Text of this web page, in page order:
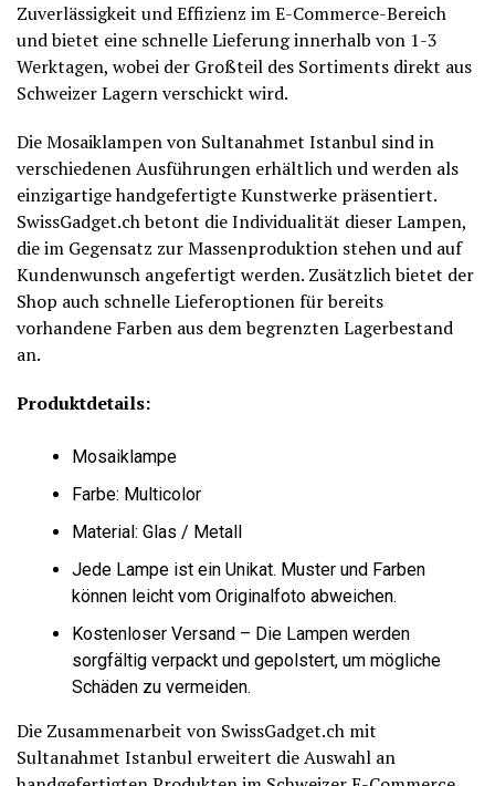
Zuverlässigkeit und Effizienz im E-Commerce-Bereich
und bietet eine schnelle Lieferung innerhalb von 1-3
Werktagen, wobei der Großteil des Sortiments direkt aus
Schweizer Lagern verschickt wird.
Die Mosaiklampen von Sultanahmet Istanbul sind in
verschiedenen Ausführungen erhältlich und werden als
einzigartige handgefertigte Kunstwerke präsentiert.
SwissGadget.ch betont die Individualität dieser Lampen,
die im Gegensatz zur Massenproduktion stehen und auf
Kundenwunsch angefertigt werden. Zusätzlich bietet der
Shop auch schnelle Lieferoptionen für bereits
vorhandene Farben aus dem begrenzten Lagerbestand
an.
Produktdetails:
Mosaiklampe
Farbe: Multicolor
Material: Glas / Metall
Jede Lampe ist ein Unikat. Muster und Farben
können leicht vom Originalfoto abweichen.
Kostenloser Versand – Die Lampen werden
sorgfältig verpackt und gepolstert, um mögliche
Schäden zu vermeiden.
Die Zusammenarbeit von SwissGadget.ch mit
Sultanahmet Istanbul erweitert die Auswahl an